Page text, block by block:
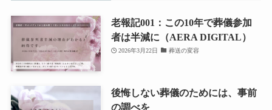
老報記001：この10年で葬儀参加
者は半減に（AERA DIGITAL）
2026年3月22日 葬送の変容
後悔しない葬儀のためには、事前
の調べを